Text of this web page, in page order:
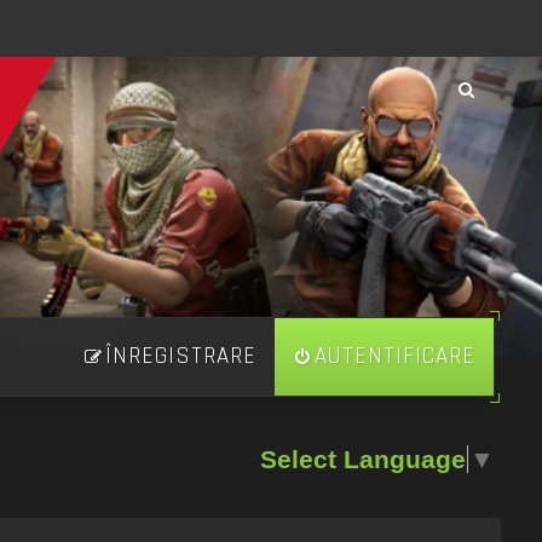
AUTENTIFICARE
ÎNREGISTRARE
Select Language ▼